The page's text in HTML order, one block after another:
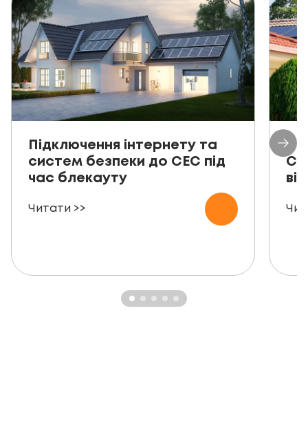
Підключення інтернету та
систем безпеки до СЕС під
час блекауту
Читати >>